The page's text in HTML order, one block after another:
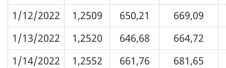
1/12/2022
1,2509 650,21
669,09
1/13/2022
1,2520 646,68
664,72
1/14/2022
1,2552 661,76
681,65